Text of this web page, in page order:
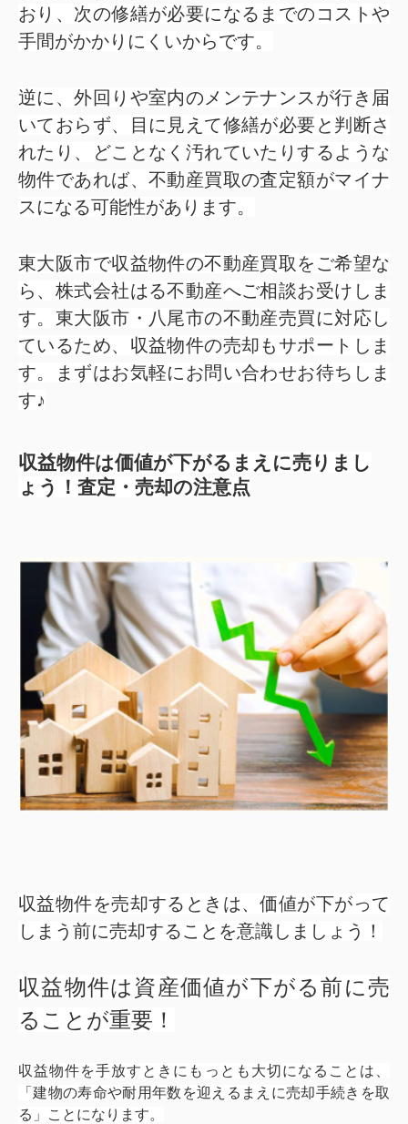
おり、次の修繕が必要になるまでのコストや
手間がかかりにくいからです。
逆に、外回りや室内のメンテナンスが行き届
いておらず、目に見えて修繕が必要と判断さ
れたり、どことなく汚れていたりするような
物件であれば、不動産買取の査定額がマイナ
スになる可能性があります。
東大阪市で収益物件の不動産買取をご希望な
ら、株式会社はる不動産へご相談お受けしま
す。東大阪市・八尾市の不動産売買に対応し
ているため、収益物件の売却もサポートしま
す。まずはお気軽にお問い合わせお待ちしま
す♪
収益物件は価値が下がるまえに売りまし
ょう！査定・売却の注意点
収益物件を売却するときは、価値が下がって
しまう前に売却することを意識しましょう！
収益物件は資産価値が下がる前に売
ることが重要！
収益物件を手放すときにもっとも大切になることは、
「建物の寿命や耐用年数を迎えるまえに売却手続きを取
る」ことになります。